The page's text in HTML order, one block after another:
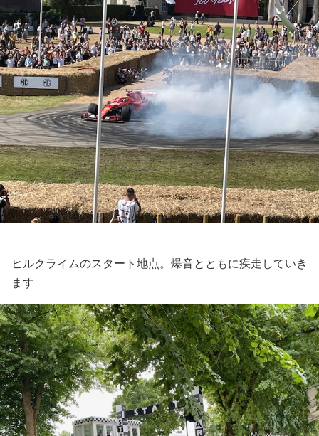
ヒルクライムのスタート地点。爆音とともに疾走していき
ます